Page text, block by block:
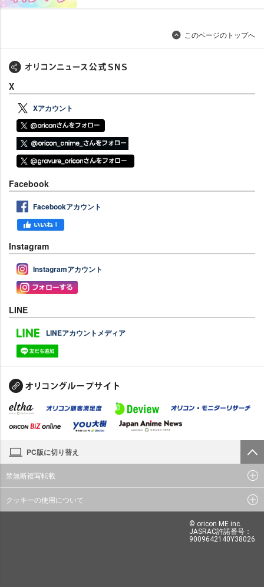
このページのトップへ
X
Xアカウント
Facebook
Facebookアカウント
Instagram
Instagramアカウント
LINE
LINEアカウントメディア
PC版に切り替え
禁無断複写転載
クッキーの使用について
© oricon ME inc.
JASRAC許諾番号：
9009642140Y38026